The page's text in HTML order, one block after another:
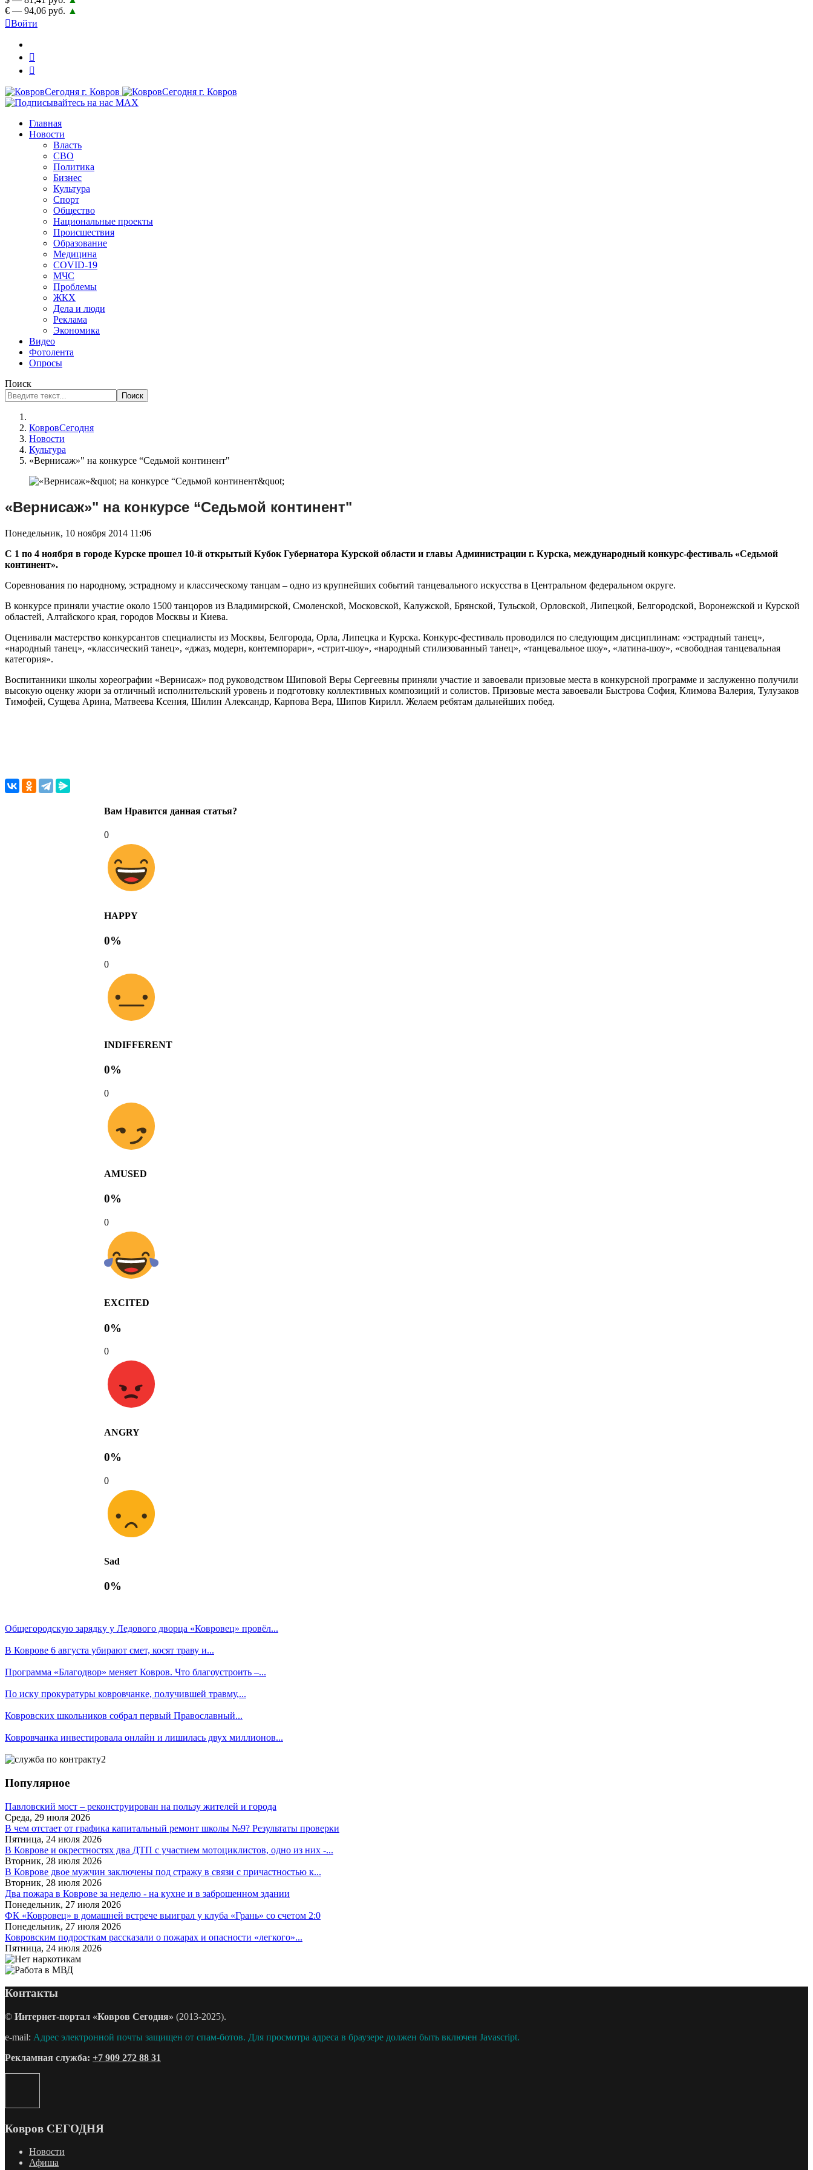
€ — 94,06 руб. ▲
Войти
Главная
Новости
Власть
СВО
Политика
Бизнес
Культура
Спорт
Общество
Национальные проекты
Происшествия
Образование
Медицина
COVID-19
МЧС
Проблемы
ЖКХ
Дела и люди
Реклама
Экономика
Видео
Фотолента
Опросы
Поиск
Поиск
КовровСегодня
Новости
Культура
«Вернисаж»" на конкурсе “Седьмой континент"
«Вернисаж»" на конкурсе “Седьмой континент"
Понедельник, 10 ноября 2014 11:06
С 1 по 4 ноября в городе Курске прошел 10-й открытый Кубок Губернатора Курской области и главы Администрации г. Курска, международный конкурс-фестиваль «Седьмой
континент».
Соревнования по народному, эстрадному и классическому танцам – одно из крупнейших событий танцевального искусства в Центральном федеральном округе.
В конкурсе приняли участие около 1500 танцоров из Владимирской, Смоленской, Московской, Калужской, Брянской, Тульской, Орловской, Липецкой, Белгородской, Воронежской и Курской
областей, Алтайского края, городов Москвы и Киева.
Оценивали мастерство конкурсантов специалисты из Москвы, Белгорода, Орла, Липецка и Курска. Конкурс-фестиваль проводился по следующим дисциплинам: «эстрадный танец»,
«народный танец», «классический танец», «джаз, модерн, контемпорари», «стрит-шоу», «народный стилизованный танец», «танцевальное шоу», «латина-шоу», «свободная танцевальная
категория».
Воспитанники школы хореографии «Вернисаж» под руководством Шиповой Веры Сергеевны приняли участие и завоевали призовые места в конкурсной программе и заслуженно получили
высокую оценку жюри за отличный исполнительский уровень и подготовку коллективных композиций и солистов. Призовые места завоевали Быстрова София, Климова Валерия, Тулузаков
Тимофей, Сущева Арина, Матвеева Ксения, Шилин Александр, Карпова Вера, Шипов Кирилл. Желаем ребятам дальнейших побед.
Вам Нравится данная статья?
0
HAPPY
0%
0
INDIFFERENT
0%
0
AMUSED
0%
0
EXCITED
0%
0
ANGRY
0%
0
Sad
0%
Общегородскую зарядку у Ледового дворца «Ковровец» провёл...
В Коврове 6 августа убирают смет, косят траву и...
Программа «Благодвор» меняет Ковров. Что благоустроить –...
По иску прокуратуры ковровчанке, получившей травму,...
Ковровских школьников собрал первый Православный...
Ковровчанка инвестировала онлайн и лишилась двух миллионов...
Популярное
Павловский мост – реконструирован на пользу жителей и города
Среда, 29 июля 2026
В чем отстает от графика капитальный ремонт школы №9? Результаты проверки
Пятница, 24 июля 2026
В Коврове и окрестностях два ДТП с участием мотоциклистов, одно из них -...
Вторник, 28 июля 2026
В Коврове двое мужчин заключены под стражу в связи с причастностью к...
Вторник, 28 июля 2026
Два пожара в Коврове за неделю - на кухне и в заброшенном здании
Понедельник, 27 июля 2026
ФК «Ковровец» в домашней встрече выиграл у клуба «Грань» со счетом 2:0
Понедельник, 27 июля 2026
Ковровским подросткам рассказали о пожарах и опасности «легкого»...
Пятница, 24 июля 2026
Контакты
© Интернет-портал «Ковров Сегодня» (2013-2025).
e-mail: Адрес электронной почты защищен от спам-ботов. Для просмотра адреса в браузере должен быть включен Javascript.
Рекламная служба: +7 909 272 88 31
Ковров СЕГОДНЯ
Новости
Афиша